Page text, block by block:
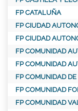
FP CATALUÑA
FP CIUDAD
FP CIUDAD
FP COMUNIDAD
FP COMUNIDAD
FP COMUNIDAD DE
FP COMUNIDAD
FP COMUNIDAD